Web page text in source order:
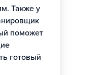
Также у
поможет
готовый